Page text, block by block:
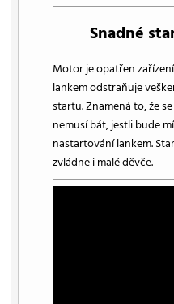
Snadné
Motor je opatřen
lankem odstraňuje
startu. Znamená to, že
nemusí bát, jestli bude
nastartování lankem.
zvládne i malé děvče.